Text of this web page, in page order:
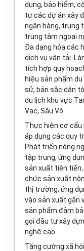
dụng, bảo hiểm,
tư các dự án xây
ngân hàng, trung
trung tâm ngoại
Đa dạng hóa các
dịch vụ vận tải.
tích hợp quy
hiệu sản phẩm
sử, bản sắc dân
du lịch khu vực
Vạc, Sáu Vó.
Thực hiện cơ cấu
áp dụng các quy
Phát triển nông
tập trung, ứng
sản xuất tiên
chức sản xuất
thị trường; ứng
vào sản xuất gắn
sản phẩm đảm
gọi đầu tư xây
nghệ cao.
Tăng cường xã